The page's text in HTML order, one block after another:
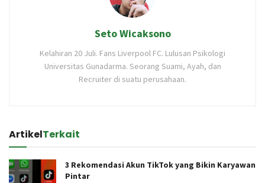
Seto Wicaksono
Kelahiran 20 Juli. Fans Liverpool FC. Lulusan Psikologi
Universitas Gunadarma. Seorang Suami, Ayah, dan
Recruiter di suatu perusahaan.
ArtikelTerkait
3 Rekomendasi Akun TikTok yang Bikin Karyawan
Pintar